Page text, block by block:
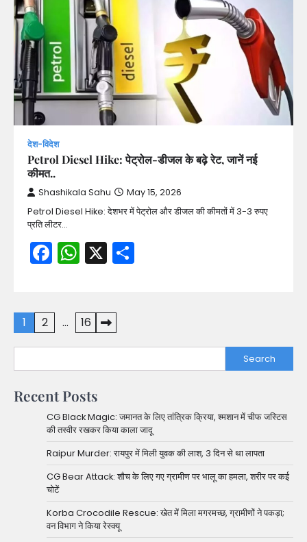
देश-विदेश
Petrol Diesel Hike: पेट्रोल-डीजल के बढ़े रेट, जानें नई
कीमत..
Shashikala Sahu May 15, 2026
Petrol Diesel Hike: देशभर में पेट्रोल और डीजल की कीमतों में 3-3 रुपए
प्रति लीटर…
Facebook
WhatsApp
X
Posts
pagination
1 2 … 16
Search
Recent Posts
CG Black Magic: जमानत के लिए तांत्रिक क्रिया, श्मशान में चीफ जस्टिस
की तस्वीर रखकर किया काला जादू
Raipur Murder: रायपुर में मिली युवक की लाश, 3 दिन से था लापता
CG Bear Attack: शौच के लिए गए ग्रामीण पर भालू का हमला, शरीर पर कई
चोटें
Korba Crocodile Rescue: खेत में मिला मगरमच्छ, ग्रामीणों ने पकड़ा;
वन विभाग ने किया रेस्क्यू